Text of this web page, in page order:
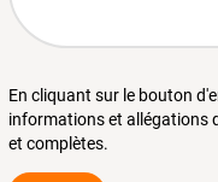
En cliquant sur le bouton
informations et allégations
et complètes.